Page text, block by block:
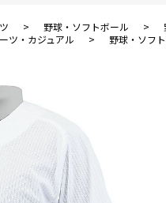
> 野球・ソフトボール >
ツ・カジュアル > 野球・ソフ